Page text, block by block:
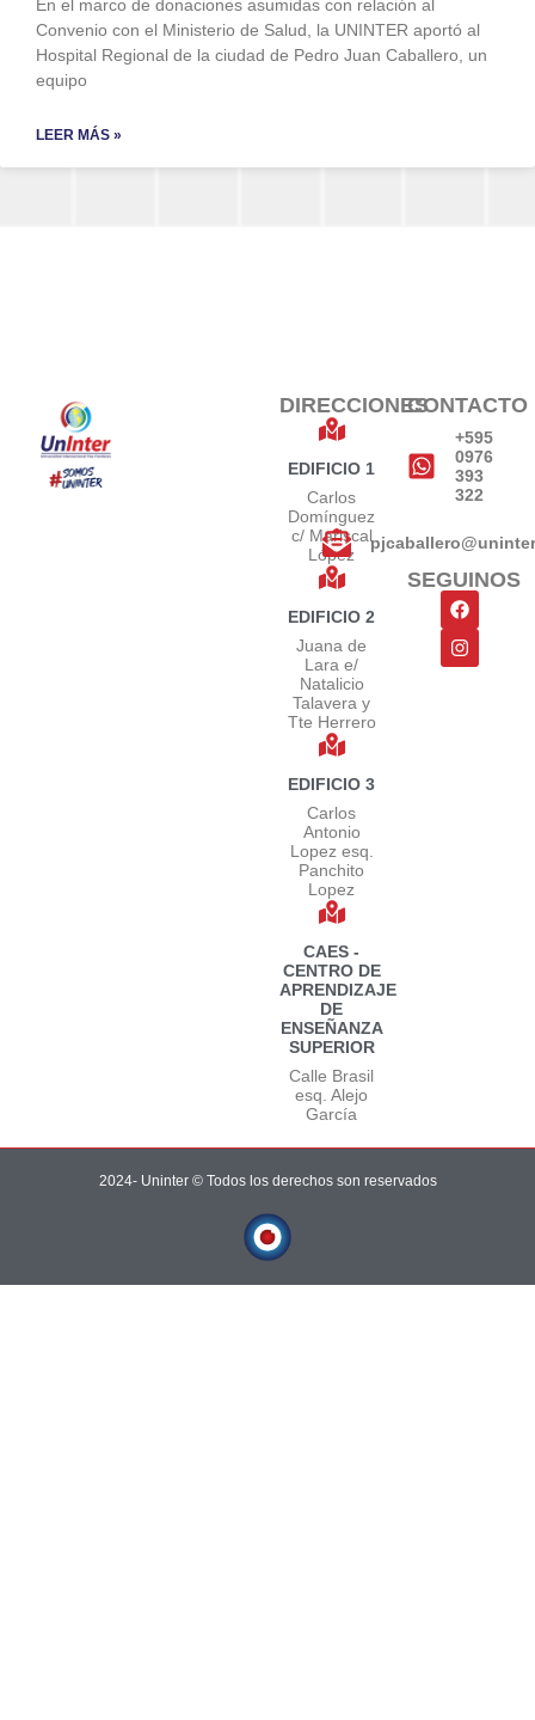
En el marco de donaciones asumidas con relación al
Convenio con el Ministerio de Salud, la UNINTER aportó al
Hospital Regional de la ciudad de Pedro Juan Caballero, un
equipo
LEER MÁS »
DIRECCIONES
EDIFICIO 1
Carlos
Domínguez
c/ Mariscal
López
EDIFICIO 2
Juana de
Lara e/
Natalicio
Talavera y
Tte Herrero
EDIFICIO 3
Carlos
Antonio
Lopez esq.
Panchito
Lopez
CAES -
CENTRO DE
APRENDIZAJE
DE
ENSEÑANZA
SUPERIOR
Calle Brasil
esq. Alejo
García
CONTACTO
+595
0976
393
322
SEGUINOS
2024- Uninter © Todos los derechos son reservados